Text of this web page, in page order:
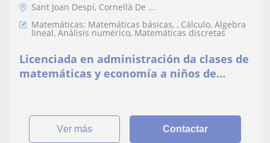
Sant Joan Despí, Cornellà De ...
Matemáticas: Matemáticas básicas, , Cálculo, Álgebra
lineal, Análisis numérico, Matemáticas discretas
Licenciada en administración da clases de
matemáticas y economía a niños de
ver más Contactar